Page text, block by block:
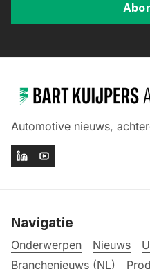
Automotive nieuws,
Navigatie
Onderwerpen Nieuws
Branchenieuws (NL)